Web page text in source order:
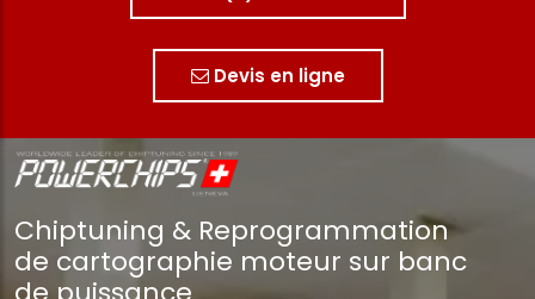
Devis en ligne
Chiptuning & Reprogrammation
de cartographie moteur sur banc